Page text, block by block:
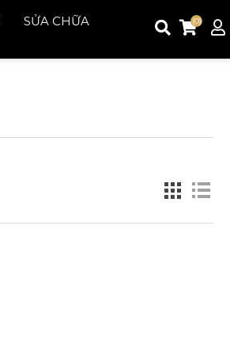
SỬA CHỮA
Đăng ký
(0)